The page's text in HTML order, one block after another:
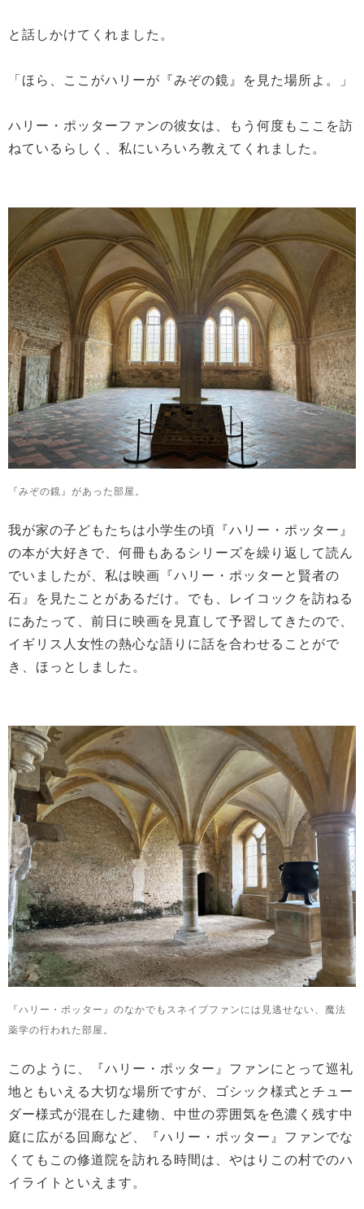
と話しかけてくれました。
「ほら、ここがハリーが『みぞの鏡』を見た場所よ。」
ハリー・ポッターファンの彼女は、もう何度もここを訪
ねているらしく、私にいろいろ教えてくれました。
『みぞの鏡』があった部屋。
我が家の子どもたちは小学生の頃『ハリー・ポッター』
の本が大好きで、何冊もあるシリーズを繰り返して読ん
でいましたが、私は映画『ハリー・ポッターと賢者の
石』を見たことがあるだけ。でも、レイコックを訪ねる
にあたって、前日に映画を見直して予習してきたので、
イギリス人女性の熱心な語りに話を合わせることがで
き、ほっとしました。
『ハリー・ポッター』のなかでもスネイプファンには見逃せない、魔法
薬学の行われた部屋。
このように、『ハリー・ポッター』ファンにとって巡礼
地ともいえる大切な場所ですが、ゴシック様式とチュー
ダー様式が混在した建物、中世の雰囲気を色濃く残す中
庭に広がる回廊など、『ハリー・ポッター』ファンでな
くてもこの修道院を訪れる時間は、やはりこの村でのハ
イライトといえます。